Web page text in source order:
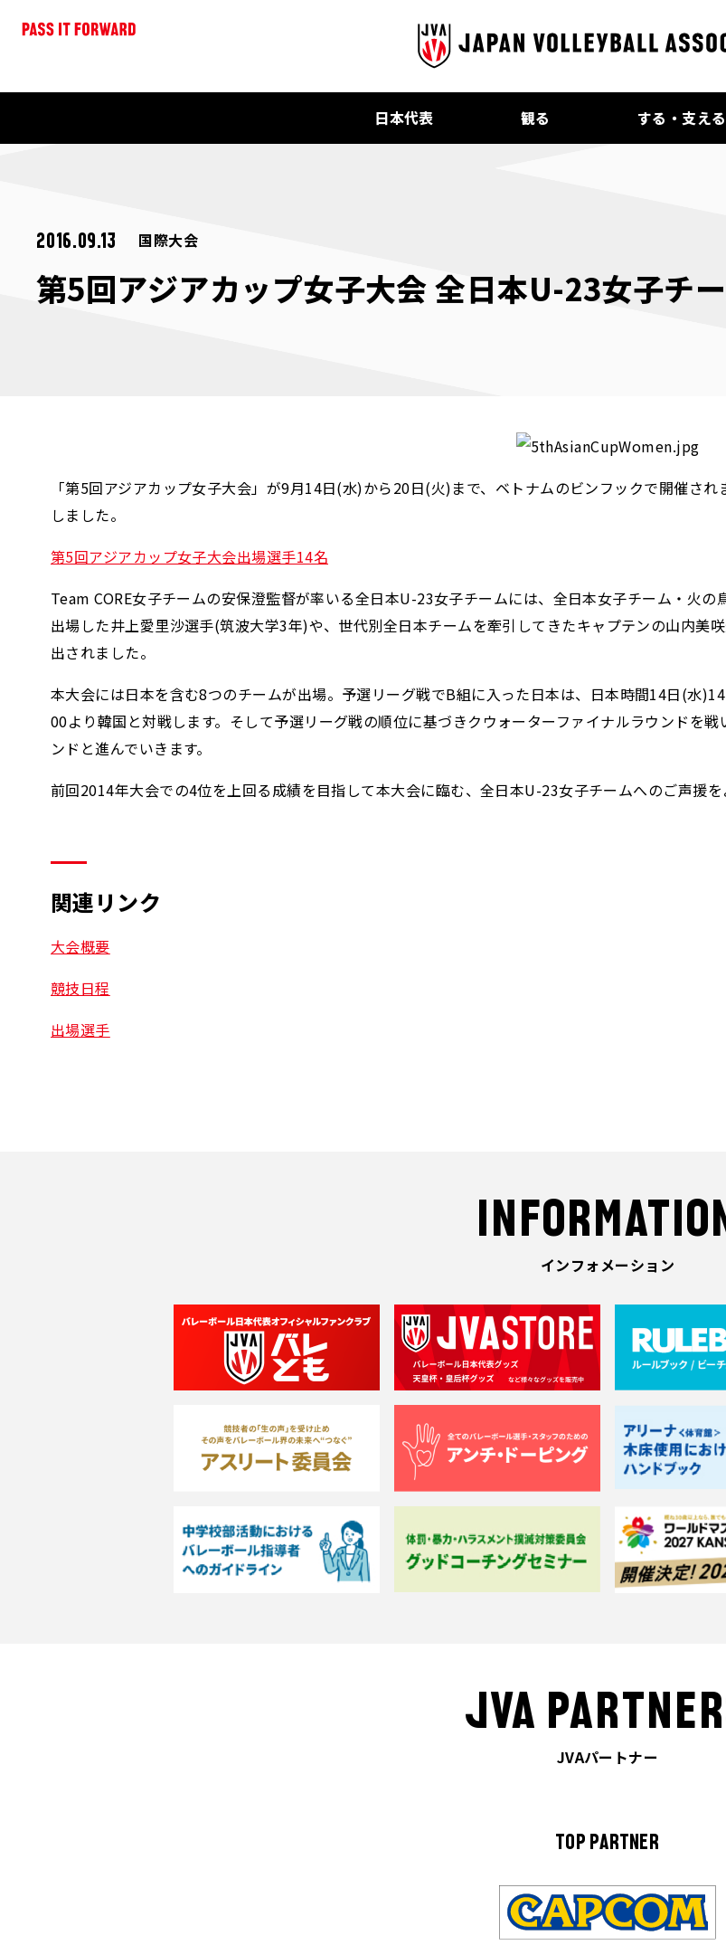
日本代表 観る する・支える
2016.09.13 国際大会
第5回アジアカップ女子大会 全日本U-23女子チ
「第5回アジアカップ女子大会」が9月14日(水)から20日(火)まで、ベトナムのビンフックで開催さ
しました。
第5回アジアカップ女子大会出場選手14名
Team CORE女子チームの安保澄監督が率いる全日本U-23女子チームには、全日本女子チーム・火
出場した井上愛里沙選手(筑波大学3年)や、世代別全日本チームを牽引してきたキャプテンの山内
出されました。
本大会には日本を含む8つのチームが出場。予選リーグ戦でB組に入った日本は、日本時間14日(水
00より韓国と対戦します。そして予選リーグ戦の順位に基づきクウォーターファイナルラウンドを
ンドと進んでいきます。
前回2014年大会での4位を上回る成績を目指して本大会に臨む、全日本U-23女子チームへのご声援を
関連リンク
大会概要
競技日程
出場選手
インフォメーション
JVA
JVAパートナー
TOP PARTNER